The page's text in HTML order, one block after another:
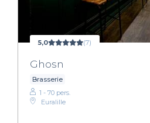
5,0 (7)
Ghosn
Brasserie
1 - 70 pers.
Euralille